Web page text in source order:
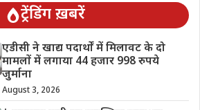
ट्रेंडिंग ख़बरें
एडीसी ने खाद्य पदार्थों में मिलावट के दो
मामलों में लगाया 44 हजार 998 रुपये
जुर्माना
August 3, 2026